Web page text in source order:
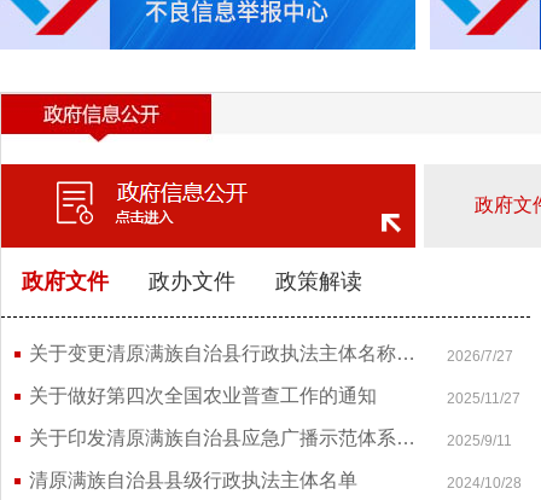
政府文件 政办文件 政策解读
关于变更清原满族自治县行政执法主体名称的通知 2026/7/27
关于做好第四次全国农业普查工作的通知 2025/11/27
关于印发清原满族自治县应急广播示范体系运行管理暂行办法的通知 2025/9/11
清原满族自治县县级行政执法主体名单 2024/10/28